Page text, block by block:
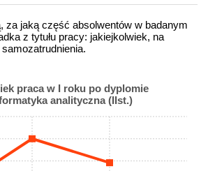
za jaką część absolwentów w badanym
z tytułu pracy: jakiejkolwiek, na
praca w I roku po dyplomie
analityczna (IIst.)